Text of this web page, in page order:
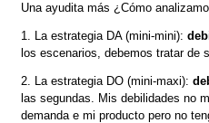
Una ayudita más ¿Cómo
1. La estrategia DA (mini-mini):
los escenarios, debemos tratar de
2. La estrategia DO (mini-maxi):
las segundas. Mis debilidades no
demanda e mi producto pero no